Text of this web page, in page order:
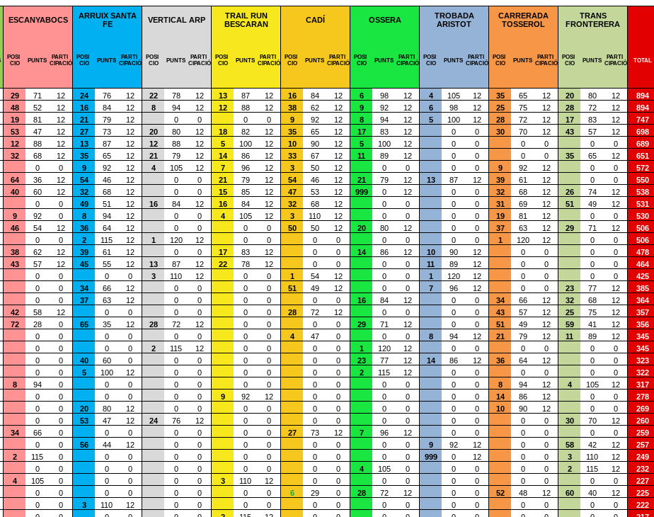
ESCANYABOCS
ARRUIX SANTA
FE
VERTICAL ARP
TRAIL RUN
BESCARAN
CADÍ OSSERA
TROBADA
ARISTOT
CARRERADA
TOSSEROL
TRANS
FRONTERERA
POSI
CIO
PUNTS
PARTI
CIPACIÓ
POSI
CIO
PUNTS
PARTI
CIPACIÓ
POSI
CIO
PUNTS
PARTI
CIPACIÓ
POSI
CIO
PUNTS
PARTI
CIPACIÓ
POSI
CIO
PUNTS
PARTI
CIPACIÓ
POSI
CIO
PUNTS
PARTI
CIPACIÓ
POSI
CIO
PUNTS
PARTI
CIPACIÓ
POSI
CIO
PUNTS
PARTI
CIPACIÓ
POSI
CIO
PUNTS
PARTI
CIPACIÓ
TOTAL
29 71 12 24 76 12 22 78 12 13 87 12 16 84 12 6 98 12 4 105 12 35 65 12 20 80 12
894
48 52 12 16 84 12 8 94 12 12 88 12 38 62 12 9 92 12 6 98 12 25 75 12 28 72 12
894
19 81 12 21 79 12 0 0 0 0 9 92 12 8 94 12 5 100 12 28 72 12 17 83 12
747
53 47 12 27 73 12 20 80 12 18 82 12 35 65 12 17 83 12 0 0 30 70 12 43 57 12
698
12 88 12 13 87 12 12 88 12 5 100 12 10 90 12 5 100 12 0 0 0 0 0 0
689
32 68 12 35 65 12 21 79 12 14 86 12 33 67 12 11 89 12 0 0 0 0 35 65 12
651
0 0 9 92 12 4 105 12 7 96 12 3 50 12 0 0 0 0 9 92 12 0 0
572
64 36 12 54 46 12 0 0 21 79 12 54 46 12 21 79 12 13 87 12 39 61 12 0 0
550
40 60 12 32 68 12 0 0 15 85 12 47 53 12 999 0 12 0 0 32 68 12 26 74 12
538
0 0 49 51 12 16 84 12 16 84 12 32 68 12 0 0 0 0 31 69 12 51 49 12
531
9 92 0 8 94 12 0 0 4 105 12 3 110 12 0 0 0 0 19 81 12 0 0
530
46 54 12 36 64 12 0 0 0 0 50 50 12 20 80 12 0 0 37 63 12 29 71 12
506
0 0 2 115 12 1 120 12 0 0 0 0 0 0 0 0 1 120 12 0 0
506
38 62 12 39 61 12 0 0 17 83 12 0 0 14 86 12 10 90 12 0 0 0 0
478
43 57 12 45 55 12 13 87 12 22 78 12 0 0 0 0 11 89 12 0 0 0 0
464
0 0 0 0 3 110 12 0 0 1 54 12 0 0 1 120 12 0 0 0 0
425
0 0 34 66 12 0 0 0 0 51 49 12 0 0 7 96 12 0 0 23 77 12
385
0 0 37 63 12 0 0 0 0 0 0 16 84 12 0 0 34 66 12 32 68 12
364
42 58 12 0 0 0 0 0 0 28 72 12 0 0 0 0 43 57 12 25 75 12
357
72 28 0 65 35 12 28 72 12 0 0 0 0 29 71 12 0 0 51 49 12 59 41 12
356
0 0 0 0 0 0 0 0 4 47 0 0 0 8 94 12 21 79 12 11 89 12
345
0 0 0 0 2 115 12 0 0 0 0 1 120 12 0 0 0 0 0 0
345
0 0 40 60 0 0 0 0 0 0 0 23 77 12 14 86 12 36 64 12 0 0
323
0 0 5 100 12 0 0 0 0 0 0 2 115 12 0 0 0 0 0 0
322
8 94 0 0 0 0 0 0 0 0 0 0 0 0 0 8 94 12 4 105 12
317
0 0 0 0 0 0 9 92 12 0 0 0 0 0 0 14 86 12 0 0
278
0 0 20 80 12 0 0 0 0 0 0 0 0 0 0 10 90 12 0 0
269
0 0 53 47 12 24 76 12 0 0 0 0 0 0 0 0 0 0 30 70 12
260
34 66 0 0 0 0 0 0 0 27 73 12 7 96 12 0 0 0 0 0 0
259
0 0 56 44 12 0 0 0 0 0 0 0 0 9 92 12 0 0 58 42 12
257
2 115 0 0 0 0 0 0 0 0 0 0 0 999 0 12 0 0 3 110 12
249
0 0 0 0 0 0 0 0 0 0 4 105 0 0 0 0 0 2 115 12
232
4 105 0 0 0 0 0 3 110 12 0 0 0 0 0 0 0 0 0 0
227
0 0 0 0 0 0 0 0 6 29 0 28 72 12 0 0 52 48 12 60 40 12
225
0 0 3 110 12 0 0 0 0 0 0 0 0 0 0 0 0 0 0
222